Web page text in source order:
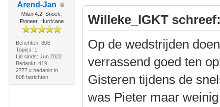
Arend-Jan
Milan 4.2, Snoek,
Pioneer, Hurricane
Berichten: 806
Topics: 1
Lid sinds: Jun 2022
Bedankt: 419
2777 x bedankt in
808 berichten
Willeke_IGKT
Op de wedstrijden
verrassend goed ten
Gisteren tijdens de
was Pieter maar